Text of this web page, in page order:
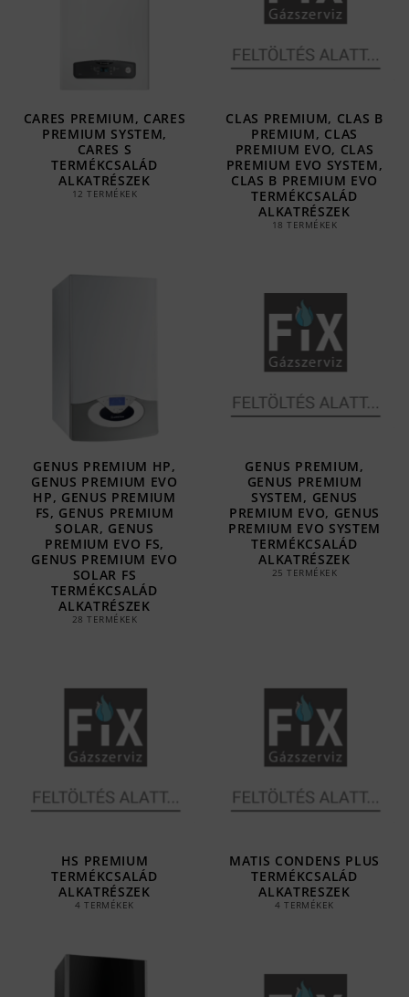
CARES PREMIUM, CARES
PREMIUM SYSTEM,
CARES S
TERMÉKCSALÁD
ALKATRÉSZEK
12 TERMÉKEK
CLAS PREMIUM, CLAS B
PREMIUM, CLAS
PREMIUM EVO, CLAS
PREMIUM EVO SYSTEM,
CLAS B PREMIUM EVO
TERMÉKCSALÁD
ALKATRÉSZEK
18 TERMÉKEK
GENUS PREMIUM HP,
GENUS PREMIUM EVO
HP, GENUS PREMIUM
FS, GENUS PREMIUM
SOLAR, GENUS
PREMIUM EVO FS,
GENUS PREMIUM EVO
SOLAR FS
TERMÉKCSALÁD
ALKATRÉSZEK
28 TERMÉKEK
GENUS PREMIUM,
GENUS PREMIUM
SYSTEM, GENUS
PREMIUM EVO, GENUS
PREMIUM EVO SYSTEM
TERMÉKCSALÁD
ALKATRÉSZEK
25 TERMÉKEK
HS PREMIUM
TERMÉKCSALÁD
ALKATRÉSZEK
4 TERMÉKEK
MATIS CONDENS PLUS
TERMÉKCSALÁD
ALKATRESZEK
4 TERMÉKEK